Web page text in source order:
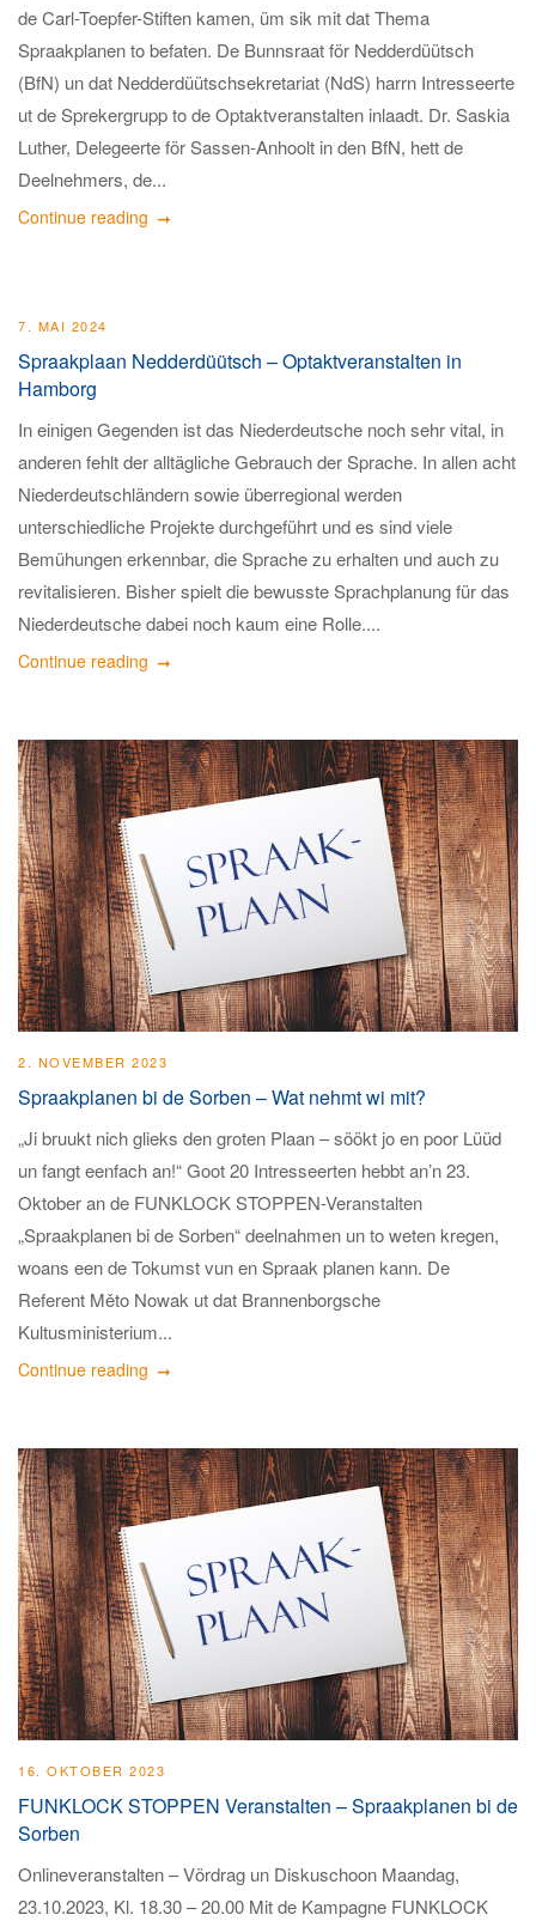
de Carl-Toepfer-Stiften kamen, üm sik mit dat Thema
Spraakplanen to befaten. De Bunnsraat för Nedderdüütsch
(BfN) un dat Nedderdüütschsekretariat (NdS) harrn Intresseerte
ut de Sprekergrupp to de Optaktveranstalten inlaadt. Dr. Saskia
Luther, Delegeerte för Sassen-Anhoolt in den BfN, hett de
Deelnehmers, de...
Continue reading
7. MAI 2024
Spraakplaan Nedderdüütsch – Optaktveranstalten in
Hamborg
In einigen Gegenden ist das Niederdeutsche noch sehr vital, in
anderen fehlt der alltägliche Gebrauch der Sprache. In allen acht
Niederdeutschländern sowie überregional werden
unterschiedliche Projekte durchgeführt und es sind viele
Bemühungen erkennbar, die Sprache zu erhalten und auch zu
revitalisieren. Bisher spielt die bewusste Sprachplanung für das
Niederdeutsche dabei noch kaum eine Rolle....
Continue reading
2. NOVEMBER 2023
Spraakplanen bi de Sorben – Wat nehmt wi mit?
„Ji bruukt nich glieks den groten Plaan – söökt jo en poor Lüüd
un fangt eenfach an!“ Goot 20 Intresseerten hebbt an’n 23.
Oktober an de FUNKLOCK STOPPEN-Veranstalten
„Spraakplanen bi de Sorben“ deelnahmen un to weten kregen,
woans een de Tokumst vun en Spraak planen kann. De
Referent Měto Nowak ut dat Brannenborgsche
Kultusministerium...
Continue reading
16. OKTOBER 2023
FUNKLOCK STOPPEN Veranstalten – Spraakplanen bi de
Sorben
Onlineveranstalten – Vördrag un Diskuschoon Maandag,
23.10.2023, Kl. 18.30 – 20.00 Mit de Kampagne FUNKLOCK